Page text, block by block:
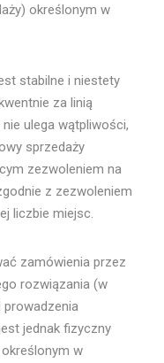
określonym w
stabilne i niestety
za linią
ulega wątpliwości,
sprzedaży
zezwoleniem na
z zezwoleniem
liczbie miejsc.
zamówienia przez
rozwiązania (w
jednak fizyczny
w